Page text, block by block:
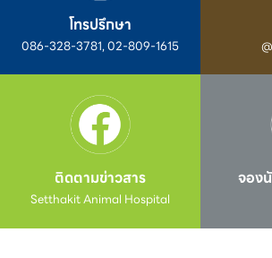
โทรปรึกษา
086-328-3781, 02-809-1615
ติดตามข่าวสาร
Setthakit Animal Hospital
จอง